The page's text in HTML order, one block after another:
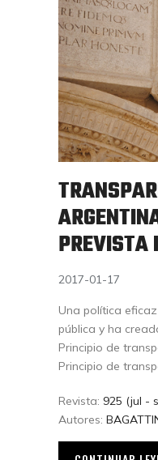
PREVISTA
2017-01-17
Una política
pública y ha
Principio de
Principio de
Revista: 925 (jul -
Autores: